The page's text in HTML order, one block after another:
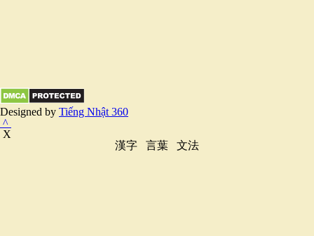
Designed by Tiếng Nhật 360
^
X
漢字
言葉 文法